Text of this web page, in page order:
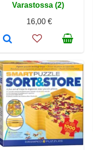
Varastossa (2)
16,00 €